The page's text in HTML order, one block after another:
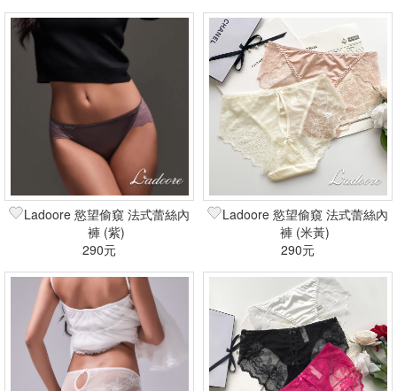
Ladoore 慾望偷窺 法式蕾絲內
褲 (紫)
290元
Ladoore 慾望偷窺 法式蕾絲內
褲 (米黃)
290元